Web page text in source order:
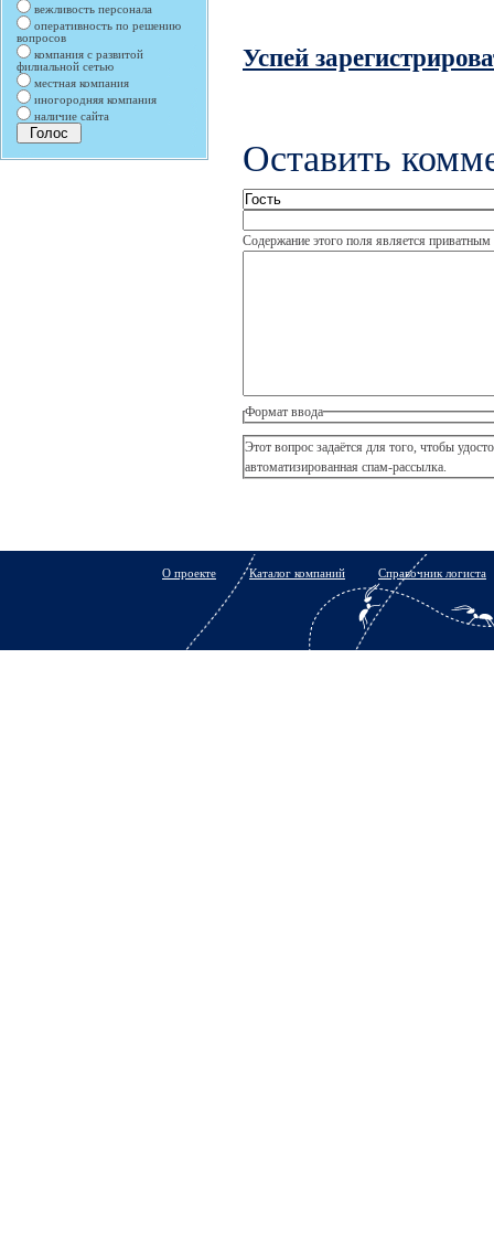
вежливость персонала
оперативность по решению
вопросов
компания с развитой
филиальной сетью
местная компания
иногородняя компания
наличие сайта
Успей
Оставить
Содержание этого поля является приватным
Формат ввода
Этот вопрос задаётся для того, чтобы
автоматизированная спам-рассылка.
О проекте Каталог компаний Справочник логиста